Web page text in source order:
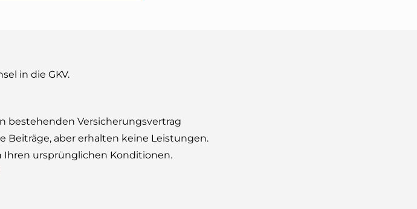
in die GKV.
bestehenden Versicherungsvertrag
Beiträge, aber erhalten keine Leistungen.
Ihren ursprünglichen Konditionen.